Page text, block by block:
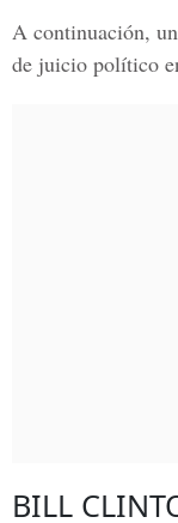
A continuación,
de juicio político
BILL